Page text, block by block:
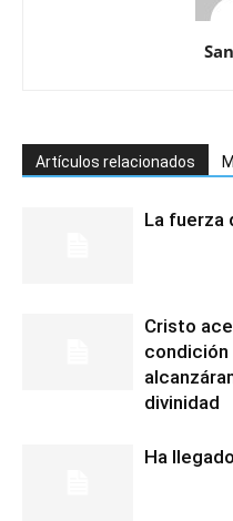
Artículos relacionados
La fuerza
Cristo
condición
divinidad
Ha